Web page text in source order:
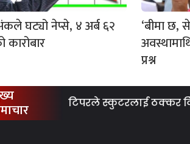
घट्यो नेप्से, ४ अर्ब ६२
कारोबार
‘बीमा छ,
प्रश्न
टिपरले स्कुटरलाई ठक्कर दिँदा